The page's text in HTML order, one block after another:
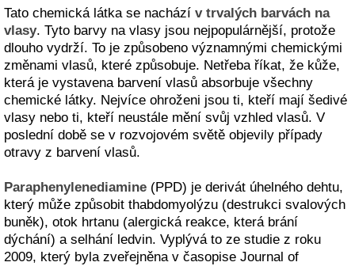
Tato chemická látka se nachází v trvalých barvách na
vlasy. Tyto barvy na vlasy jsou nejpopulárnější, protože
dlouho vydrží. To je způsobeno významnými chemickými
změnami vlasů, které způsobuje. Netřeba říkat, že kůže,
která je vystavena barvení vlasů absorbuje všechny
chemické látky. Nejvíce ohroženi jsou ti, kteří mají šedivé
vlasy nebo ti, kteří neustále mění svůj vzhled vlasů. V
poslední době se v rozvojovém světě objevily případy
otravy z barvení vlasů.
Paraphenylenediamine (PPD) je derivát úhelného dehtu,
který může způsobit thabdomyolýzu (destrukci svalových
buněk), otok hrtanu (alergická reakce, která brání
dýchání) a selhání ledvin. Vyplývá to ze studie z roku
2009, který byla zveřejněna v časopise Journal of